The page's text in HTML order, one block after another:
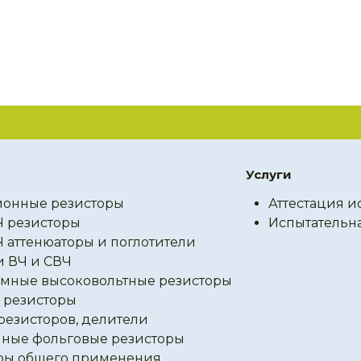
резисторы
и поглотители
ВЧ и СВЧ
высоковольтные резисторы
делители
фольговые резисторы
Услуги
Аттестация